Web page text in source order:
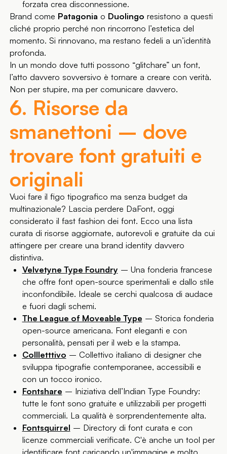
forzata crea disconnessione.
Brand come Patagonia o Duolingo resistono a questi
cliché proprio perché non rincorrono l’estetica del
momento. Si rinnovano, ma restano fedeli a un’identità
profonda.
In un mondo dove tutti possono “glitchare” un font,
l’atto davvero sovversivo è tornare a creare con verità.
Non per stupire, ma per comunicare davvero.
6. Risorse da
smanettoni – dove
trovare font gratuiti e
originali
Vuoi fare il figo tipografico ma senza budget da
multinazionale? Lascia perdere DaFont, oggi
considerato il fast fashion dei font. Ecco una lista
curata di risorse aggiornate, autorevoli e gratuite da cui
attingere per creare una brand identity davvero
distintiva.
Velvetyne Type Foundry – Una fonderia francese
che offre font open-source sperimentali e dallo stile
inconfondibile. Ideale se cerchi qualcosa di audace
e fuori dagli schemi.
The League of Moveable Type – Storica fonderia
open-source americana. Font eleganti e con
personalità, pensati per il web e la stampa.
Collletttivo – Collettivo italiano di designer che
sviluppa tipografie contemporanee, accessibili e
con un tocco ironico.
Fontshare – Iniziativa dell’Indian Type Foundry:
tutte le font sono gratuite e utilizzabili per progetti
commerciali. La qualità è sorprendentemente alta.
Fontsquirrel – Directory di font curata e con
licenze commerciali verificate. C'è anche un tool per